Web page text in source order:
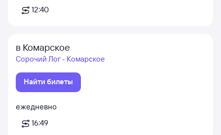
12:40
в Комарское
Сорочий Лог - Комарское
Найти билеты
ежедневно
16:49